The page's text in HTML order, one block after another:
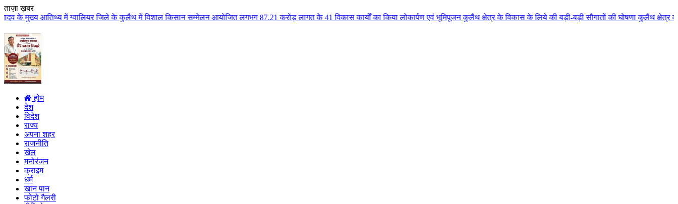
ताज़ा ख़बर
जिले के कुलैथ में विशाल किसान सम्मेलन आयोजित लगभग 87.21 करोड़ लागत के 41 विकास कार्यों का किया लोकार्पण एवं भूमिपूजन कुलैथ क्षेत्र के विकास के लिये की बड़ी-बड़ी सौगातों की घोषणा कुलैथ क्षेत्र की जनता ने
होम
देश
विदेश
राज्य
अपना शहर
राजनीति
खेल
मनोरंजन
क्राइम
धर्म
खान पान
फोटो गैलरी